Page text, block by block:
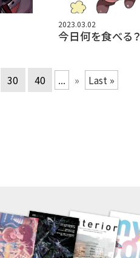
2023.03.02
今日何を食べる？
30 40 ... » Last »